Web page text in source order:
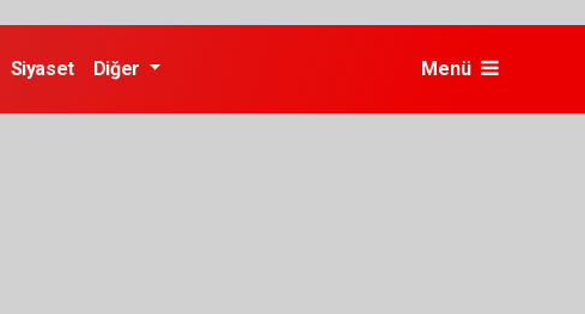
Siyaset Diğer Menü